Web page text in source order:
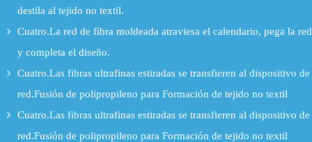
destila al tejido no textil.
Cuatro.La red de fibra moldeada atraviesa el calendario, pega la red
y completa el diseño.
Cuatro.Las fibras ultrafinas estiradas se transfieren al dispositivo de
red.Fusión de polipropileno para Formación de tejido no textil
Cuatro.Las fibras ultrafinas estiradas se transfieren al dispositivo de
red.Fusión de polipropileno para Formación de tejido no textil